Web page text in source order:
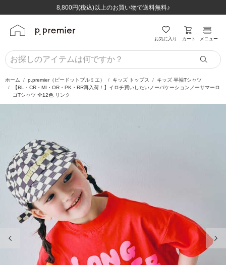
8,800円(税込)以上のお買い物で送料無料♪
ほぼ全品半額！！8/12(水)お昼12:59まで！！
8,800円(税込)以上のお買い物で送料無料♪
ほぼ全品半額！！8/12(水)お昼12:59まで！！
お気に入り カート メニュー
ホーム p.premier（ピードットプルミエ） キッズ トップス
キッズ 半袖Tシャツ
【BL・CR・MI・OR・PK・RR再入荷！】イロチ買いしたいノーバケーションノーサマーロ
ゴTシャツ 全12色 リンク
前の画像